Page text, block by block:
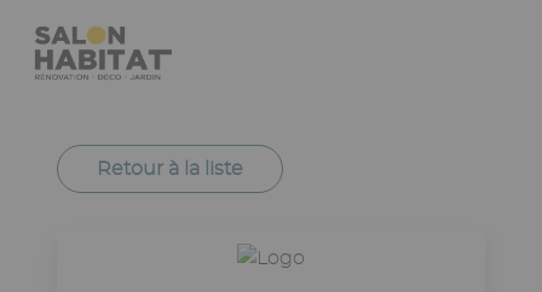
contenu
principale
Retour à la liste